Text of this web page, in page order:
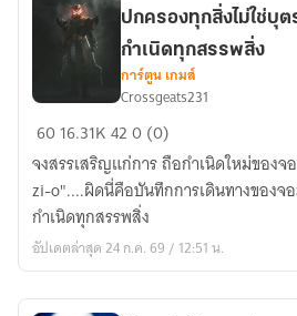
Vengeful
Demon
ทาง
ปีศาจ
พยาบาท....
[All
Anime]
รี
ไรท์
เดิน
ทาง
ครั้ง
ใหม่
จอม
มาร
ผู้
ปกครองทุกสิ่งไม่ใช่บุ
กำเนิดทุกสรรพสิ่ง
การ์ตูน เกมส์
Crossgeats231
6016.31K420 (0)
จงสรรเสริญแก่การ ถือกำเนิดใหม่ของ
zi-o"....ผิดนี่คือบันทึกการเดินทางของจ
กำเนิดทุกสรรพสิ่ง
อัปเดตล่าสุด 24 ก.ค. 69 / 12:51 น.